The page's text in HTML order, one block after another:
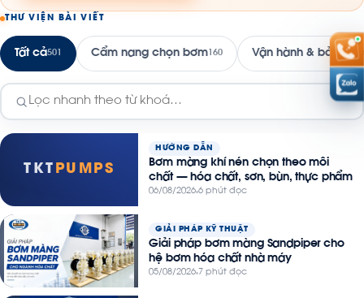
THƯ VIỆN BÀI VIẾT
Tất cả501 Cẩm nang chọn bơm 160 Vận hành & bảo trì
TKT PUMPS
HƯỚNG DẪN
Bơm màng khí nén chọn theo môi
chất — hóa chất, sơn, bùn, thực phẩm
06/08/2026 6 phút đọc
GIẢI PHÁP KỸ THUẬT
Giải pháp bơm màng Sandpiper cho
hệ bơm hóa chất nhà máy
05/08/2026 7 phút đọc